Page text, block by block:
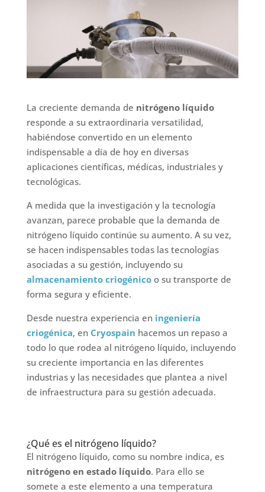
La creciente demanda de nitrógeno líquido
responde a su extraordinaria versatilidad,
habiéndose convertido en un elemento
indispensable a día de hoy en diversas
aplicaciones científicas, médicas, industriales y
tecnológicas.
A medida que la investigación y la tecnología
avanzan, parece probable que la demanda de
nitrógeno líquido continúe su aumento. A su vez,
se hacen indispensables todas las tecnologías
asociadas a su gestión, incluyendo su
almacenamiento criogénico o su transporte de
forma segura y eficiente.
Desde nuestra experiencia en ingeniería
criogénica, en Cryospain hacemos un repaso a
todo lo que rodea al nitrógeno líquido, incluyendo
su creciente importancia en las diferentes
industrias y las necesidades que plantea a nivel
de infraestructura para su gestión adecuada.
¿Qué es el nitrógeno líquido?
El nitrógeno líquido, como su nombre indica, es
nitrógeno en estado líquido. Para ello se
somete a este elemento a una temperatura